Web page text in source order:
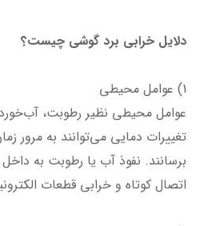
دلایل خرابی برد گوشی چیست؟
1) عوامل محیطی
عوامل محیطی نظیر رطوبت،
تغییرات دمایی می‌توانند به مرور
برسانند. نفوذ آب یا رطوبت به
اتصال کوتاه و خرابی قطعات